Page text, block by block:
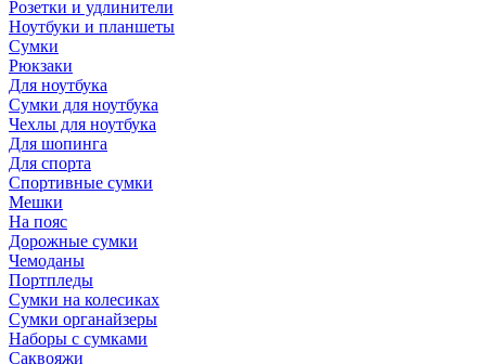
Розетки и удлинители
Ноутбуки и планшеты
Сумки
Рюкзаки
Для ноутбука
Сумки для ноутбука
Чехлы для ноутбука
Для шопинга
Для спорта
Спортивные сумки
Мешки
На пояс
Дорожные сумки
Чемоданы
Портпледы
Сумки на колесиках
Сумки органайзеры
Наборы с сумками
Саквояжи